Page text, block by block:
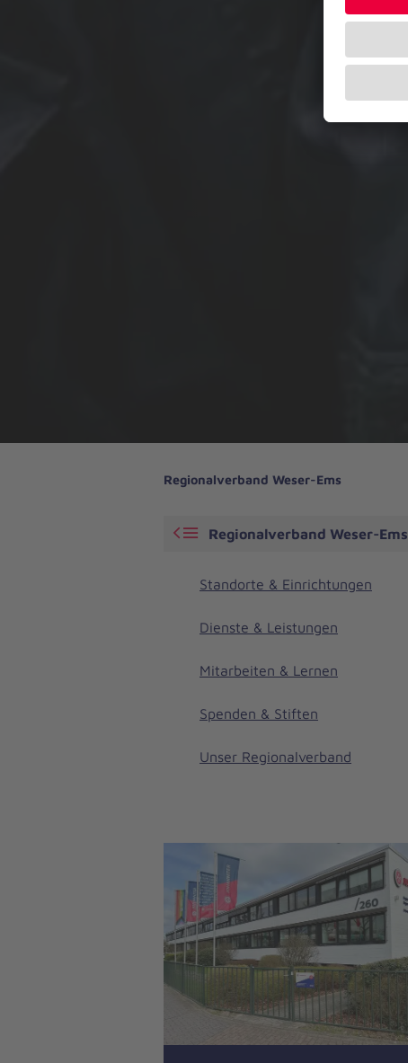
Regionalverband Weser-Ems
Regionalverband Weser-Ems
Standorte & Einrichtungen
Dienste & Leistungen
Mitarbeiten & Lernen
Spenden & Stiften
Unser Regionalverband